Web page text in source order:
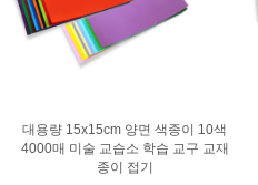
대용량 15x15cm 양면 색종이 10색
4000매 미술 교습소 학습 교구 교재
종이 접기